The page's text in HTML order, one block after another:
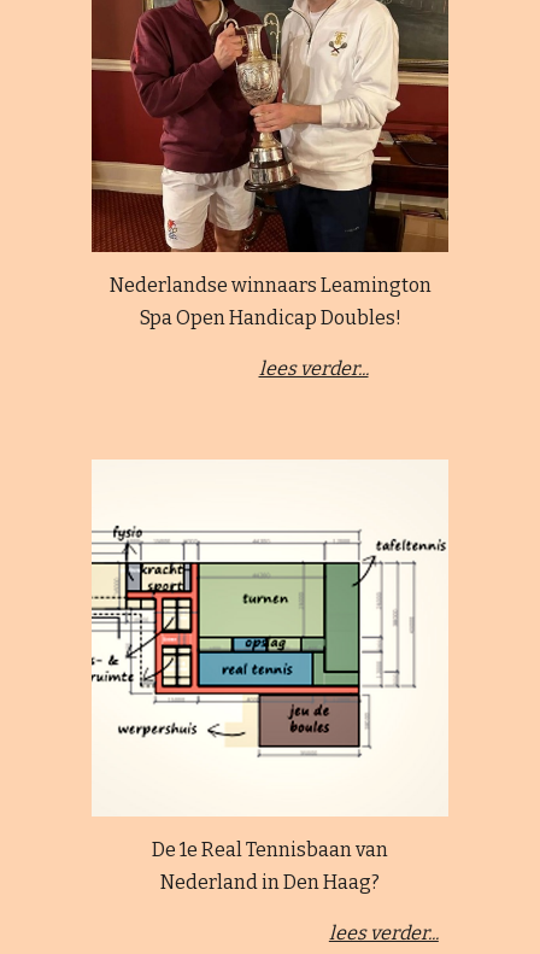
Nederlandse winnaars Leamington
Spa Open Handicap Doubles!
lees verder...
De 1e Real Tennisbaan van
Nederland in Den Haag?
lees verder...